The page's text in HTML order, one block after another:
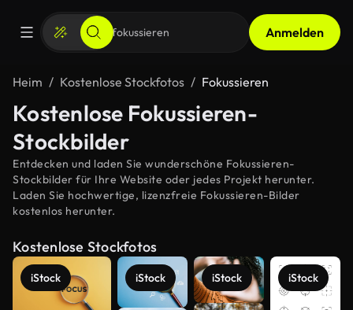
Anmelden
Heim Kostenlose Stockfotos Fokussieren
Kostenlose Fokussieren-
Stockbilder
Entdecken und laden Sie wunderschöne Fokussieren-
Stockbilder für Ihre Website oder jedes Projekt herunter.
Laden Sie hochwertige, lizenzfreie Fokussieren-Bilder
kostenlos herunter.
Kostenlose Stockfotos
iStock iStock iStock iStock